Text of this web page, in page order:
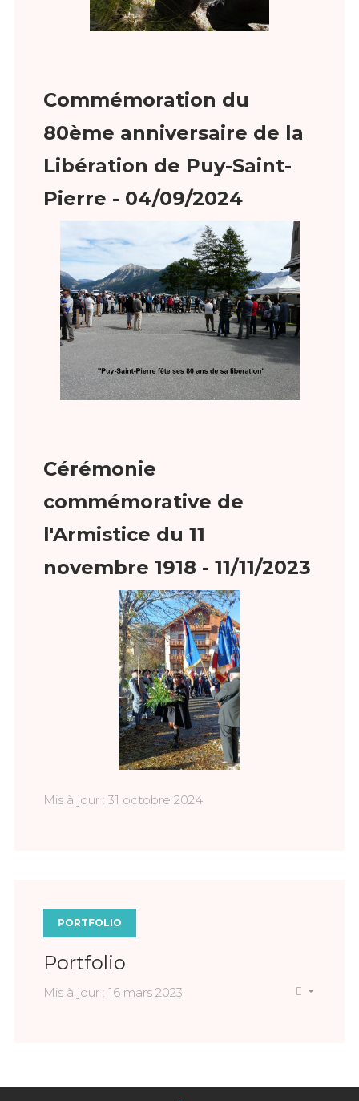
Commémoration du
80ème anniversaire de la
Libération de Puy-Saint-
Pierre - 04/09/2024
Cérémonie
commémorative de
l'Armistice du 11
novembre 1918 - 11/11/2023
Mis à jour : 31 octobre 2024
PORTFOLIO
Portfolio
Mis à jour : 16 mars 2023